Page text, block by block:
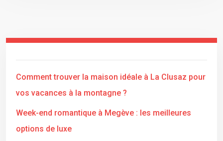
Comment trouver la maison idéale à La Clusaz pour
vos vacances à la montagne ?
Week-end romantique à Megève : les meilleures
options de luxe